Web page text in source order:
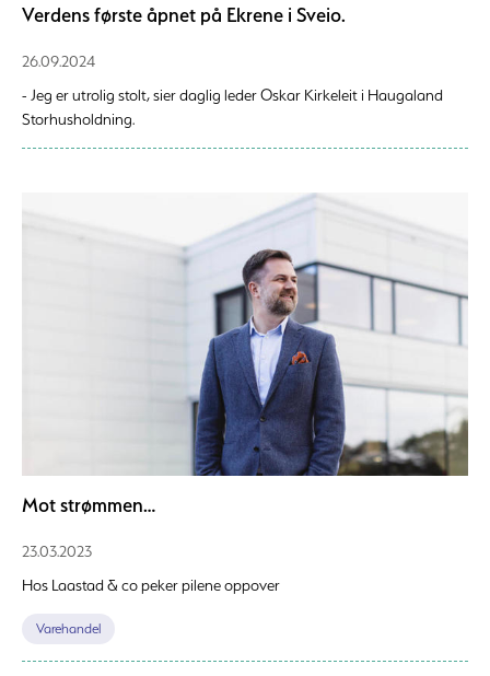
Verdens første åpnet på Ekrene i Sveio.
26.09.2024
- Jeg er utrolig stolt, sier daglig leder Oskar Kirkeleit i Haugaland
Storhusholdning.
Mot strømmen…
23.03.2023
Hos Laastad & co peker pilene oppover
Varehandel